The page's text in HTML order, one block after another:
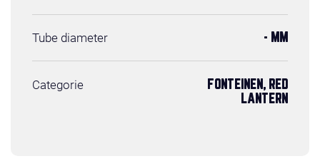
Tube diameter - MM
Categorie
FONTEINEN, RED
LANTERN